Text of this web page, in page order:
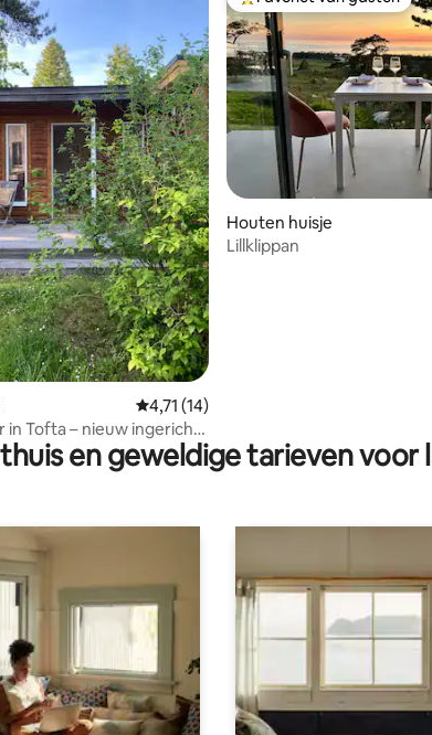
4,9 op 5, 49 recensiesGemiddelde beoordeling van 4,71 op 5,
4,71 (14)
in Tofta – nieuw ingericht
strand
Topfavoriet van gasten
Houten huisje
Lillklippan
en geweldige tarieven voor